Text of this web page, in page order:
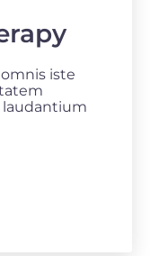
iste